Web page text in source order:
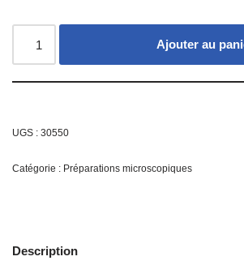
Ajouter au
UGS : 30550
Catégorie : Préparations microscopiques
Description